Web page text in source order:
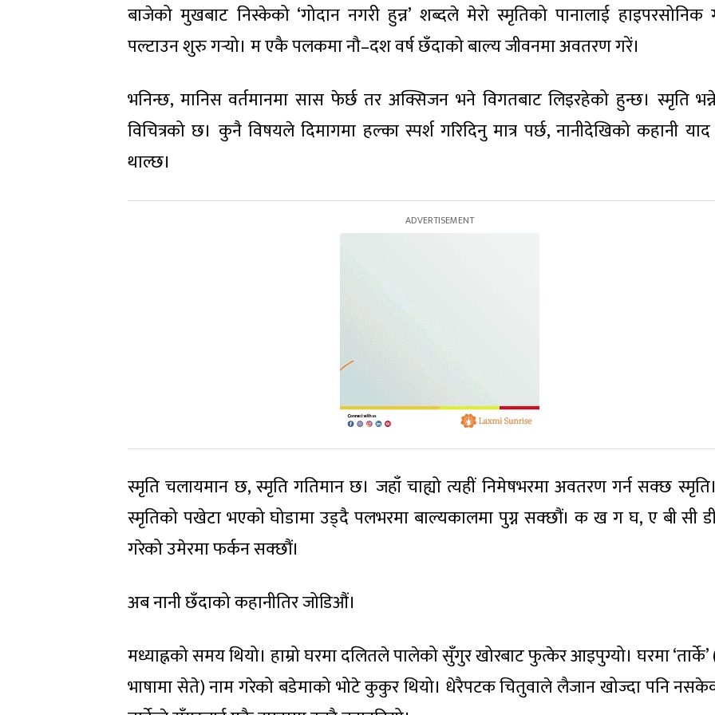
बाजेको मुखबाट निस्केको ‘गोदान नगरी हुन्न’ शब्दले मेरो स्मृतिको पानालाई हाइपरसोनिक
पल्टाउन शुरु गर्‍यो। म एकै पलकमा नौ–दश वर्ष छँदाको बाल्य जीवनमा अवतरण गरें।
भनिन्छ, मानिस वर्तमानमा सास फेर्छ तर अक्सिजन भने विगतबाट लिइरहेको हुन्छ। स्मृति
विचित्रको छ। कुनै विषयले दिमागमा हल्का स्पर्श गरिदिनु मात्र पर्छ, नानीदेखिको कहानी
थाल्छ।
स्मृति चलायमान छ, स्मृति गतिमान छ। जहाँ चाह्यो त्यहीं निमेषभरमा अवतरण गर्न सक्छ
स्मृतिको पखेटा भएको घोडामा उड्दै पलभरमा बाल्यकालमा पुग्न सक्छौं। क ख ग घ, ए बी सी
गरेको उमेरमा फर्कन सक्छौं।
अब नानी छँदाको कहानीतिर जोडिऔं।
मध्याह्नको समय थियो। हाम्रो घरमा दलितले पालेको सुँगुर खोरबाट फुत्केर आइपुग्यो। घरमा
भाषामा सेते) नाम गरेको बडेमाको भोटे कुकुर थियो। धेरैपटक चितुवाले लैजान खोज्दा पनि